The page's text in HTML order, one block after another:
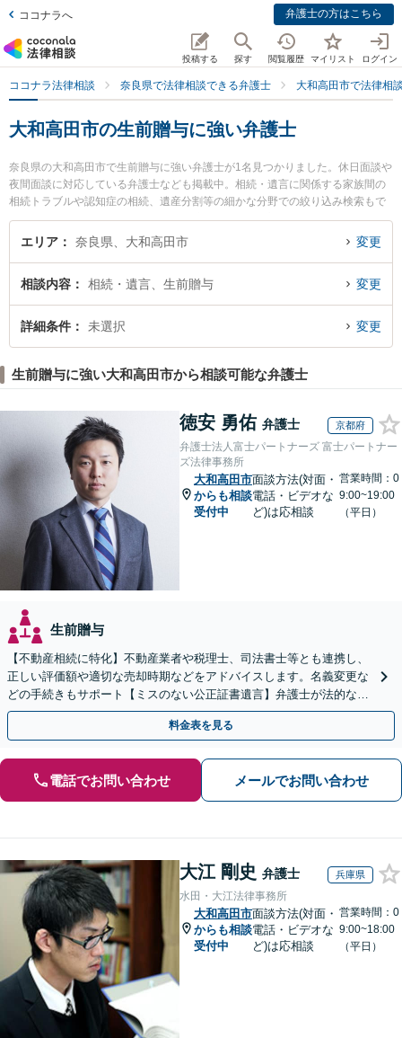
ココナラへ 弁護士の方はこちら
投稿する 探す 閲覧履歴 マイリスト ログイン
ココナラ法律相談 奈良県で法律相談できる弁護士 大和高田市で法律相
大和高田市の生前贈与に強い弁護士
奈良県の大和高田市で生前贈与に強い弁護士が1名見つかりました。休日面談や
夜間面談に対応している弁護士なども掲載中。相続・遺言に関係する家族間の
相続トラブルや認知症の相続、遺産分割等の細かな分野での絞り込み検索もで
き便利です。特に一法律事務所の射場 守夫弁護士のプロフィール情報や弁護士
費用、強みなどが注目されています。『大和高田市で土日や夜間に発生した生
談できる大和高田市内の弁護士に相談予約したい』などでお困りの相談者さん
におすすめです。
エリア 奈良県、大和高田市 変更
相談内容 相続・遺言、生前贈与 変更
詳細条件 未選択 変更
生前贈与に強い大和高田市から相談可能な弁護士
徳安 勇佑 弁護士 京都府
弁護士法人富士パートナーズ 富士パートナー
ズ法律事務所
大和高田市
からも相談
受付中
面談方法(対面・
電話・ビデオな
ど)は応相談
営業時間：0
9:00~19:00
（平日）
生前贈与
【不動産相続に特化】不動産業者や税理士、司法書士等とも連携し、
正しい評価額や適切な売却時期などをアドバイスします。名義変更な
どの手続きもサポート【ミスのない公正証書遺言】弁護士が法的な観
点から遺言書を作成します。
料金表を見る
電話でお問い合わせ メールでお問い合わせ
大江 剛史 弁護士 兵庫県
水田・大江法律事務所
大和高田市
からも相談
受付中
面談方法(対面・
電話・ビデオな
ど)は応相談
営業時間：0
9:00~18:00
（平日）